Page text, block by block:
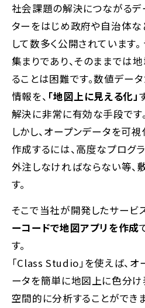
社会課題の解決につながるデ
ターをはじめ政府や自治体な
して数多く公開されています
集まりであり、そのままでは
ることは困難です。数値デー
情報を、 「地図上に見える化」
解決に非常に有効な手段です。
しかし、オープンデータを可
作成するには、高度なプログ
外注しなければならない等、
す。
そこで当社が開発したサービ
ーコードで地図アプリを作成
す。
「Class Studio」を使えば、
ータを簡単に地図上に色分け
空間的に分析することができ